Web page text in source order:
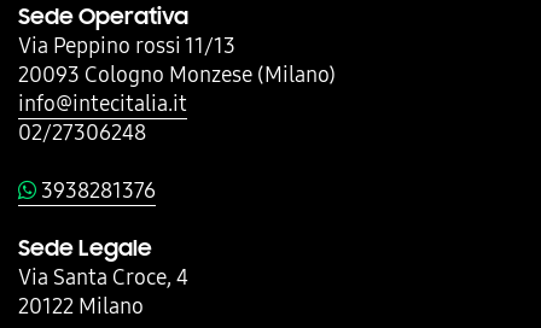
Sede Operativa
Via Peppino rossi 11/13
20093 Cologno Monzese (Milano)
info@intecitalia.it
02/27306248
3938281376
Sede Legale
Via Santa Croce, 4
20122 Milano